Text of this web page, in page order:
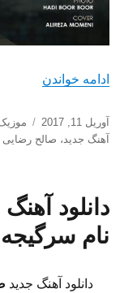
ادامه خواندن
ارسال
شده
آوریل 11, 2017
آهنگ جدید، صالح رضایی
دانلود
نام سرگیجه
دانلود آهنگ جدید